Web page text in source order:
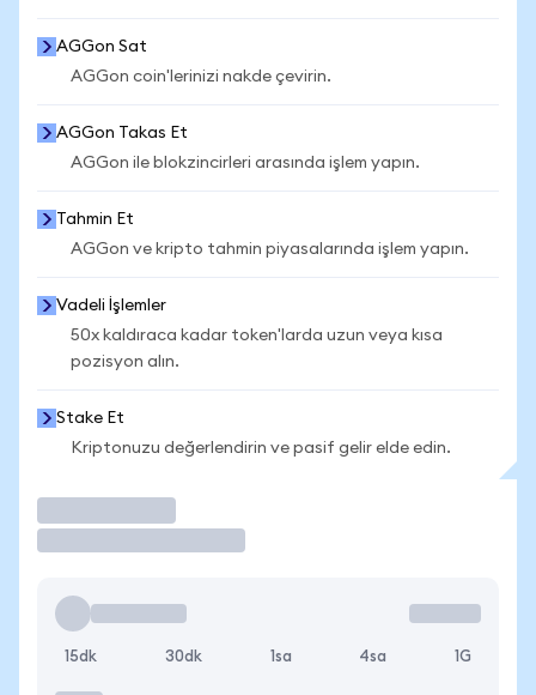
AGGon Sat
AGGon coin'lerinizi nakde çevirin.
AGGon Takas Et
AGGon ile blokzincirleri arasında işlem yapın.
Tahmin Et
AGGon ve kripto tahmin piyasalarında işlem yapın.
Vadeli İşlemler
50x kaldıraca kadar token'larda uzun veya kısa
pozisyon alın.
Stake Et
Kriptonuzu değerlendirin ve pasif gelir elde edin.
15dk 30dk 1sa 4sa 1G